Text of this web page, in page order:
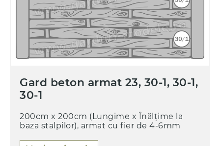
Gard beton armat 23, 30-1, 30-1,
30-1
200cm x 200cm (Lungime x Înălțime la
baza stalpilor), armat cu fier de 4-6mm